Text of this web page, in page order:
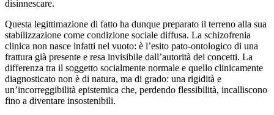
disinnescare.
Questa legittimazione di fatto ha dunque preparato il terreno alla sua
stabilizzazione come condizione sociale diffusa. La schizofrenia
clinica non nasce infatti nel vuoto: è l’esito pato‑ontologico di una
frattura già presente e resa invisibile dall’autorità dei concetti. La
differenza tra il soggetto socialmente normale e quello clinicamente
diagnosticato non è di natura, ma di grado: una rigidità e
un’incorreggibilità epistemica che, perdendo flessibilità, incalliscono
fino a diventare insostenibili.